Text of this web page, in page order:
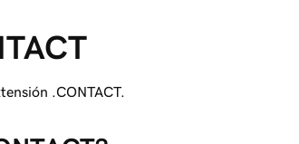
.CONTACT.